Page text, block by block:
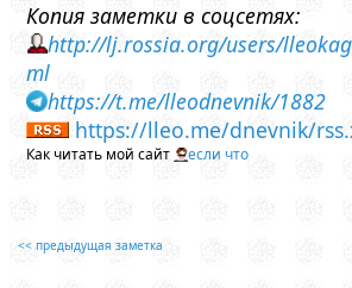
Копия заметки в соцсетях:
http://lj.rossia.org/users/
ml
https://t.me/lleodnevnik/1882
https://lleo.me/dnevnik/
Как читать мой сайт если что
<< предыдущая заметка